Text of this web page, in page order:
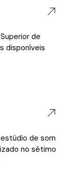
de
disponíveis
de som
no sétimo